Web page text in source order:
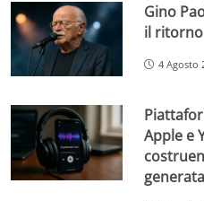
Gino
il
4 Agosto
Apple e
generata